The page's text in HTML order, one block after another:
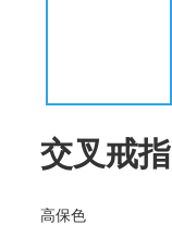
交叉戒指
高保色